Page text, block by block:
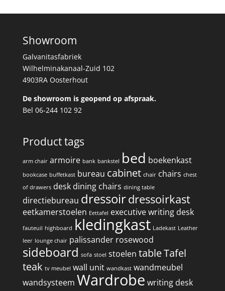
Showroom
Galvanitasfabriek
Wilhelminakanaal-Zuid 102
4903RA Oosterhout
De showroom is geopend op afspraak.
Bel 06-244 102 92
Product tags
arm chair armoire bank bankstel bed boekenkast
bookcase buffetkast bureau cabinet chair chairs chest
of drawers desk dining chairs dining table
directiebureau dressoirdressoirkast
eetkamerstoelen Eettafel executive writing desk
fauteuil highboard kledingkast Ladekast Leather
leer lounge chair palissander rosewood
sideboard sofa stoel stoelen tableTafel
teak tv meubel wall unit wandkast wandmeubel
wandsysteem Wardrobe writing desk